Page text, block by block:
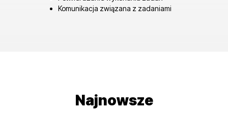
Komunikacja związana z zadaniami
Najnowsze